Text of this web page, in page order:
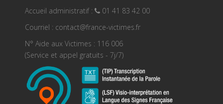
Accueil administratif :
01 41 83 42 00
Courriel : contact@france-victimes.fr
N° Aide aux Victimes : 116 006
(Service et appel gratuits - 7j/7)